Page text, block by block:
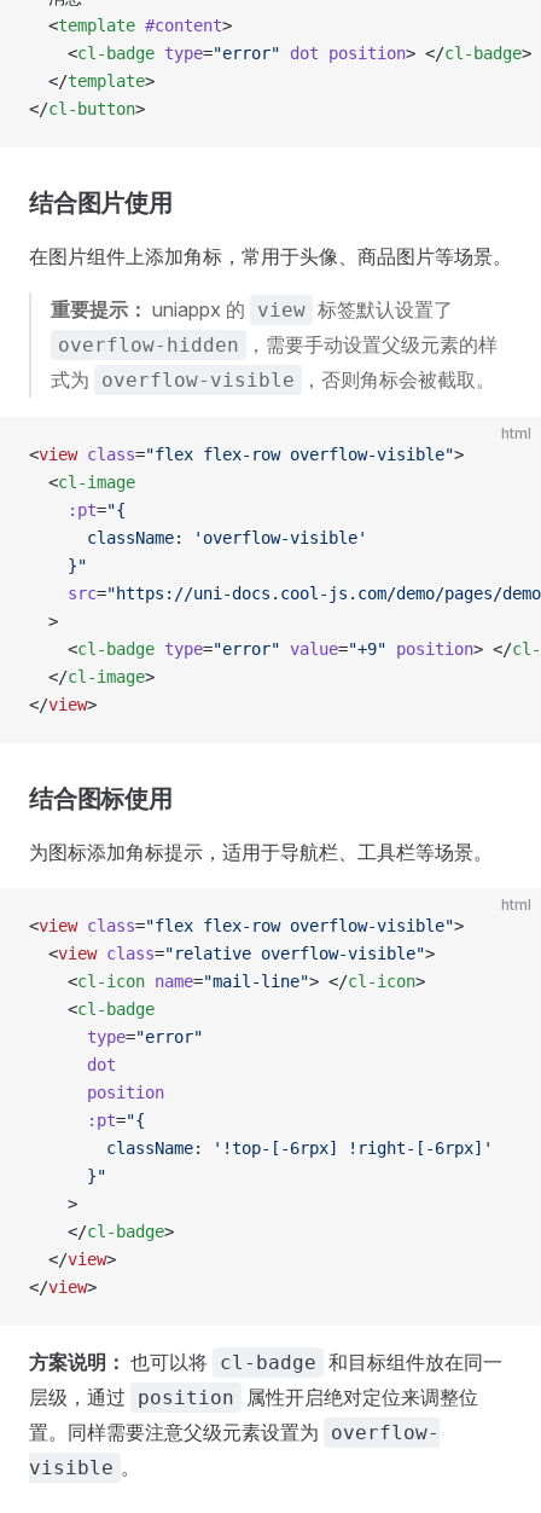
  <
template #content>
    <
cl-badge type="error" dot position> </cl-badge>
  </
template>
</cl-button>
结合图片使用
在图片组件上添加角标，常用于头像、商品图片等场景。
重要提示： uniappx 的 view 标签默认设置了
overflow-hidden
，需要手动设置父级元素的样
式为
overflow-visible ，否则角标会被截取。
html
<view class="flex flex-row overflow-visible">
  <
cl-image
    :pt
="{
      className: 'overflow-visible'
    }"
    src
="https://uni-docs.cool-js.com/demo/pages/
  >
    <
cl-badge type="error" value="+9" position> </cl-
  </
cl-image>
</view>
结合图标使用
为图标添加角标提示，适用于导航栏、工具栏等场景。
html
<view class="flex flex-row overflow-visible">
  <
view class="relative overflow-visible">
    <
cl-icon name="mail-line"> </cl-icon>
    <
cl-badge
      type
="error"
      dot
      position
      :pt
="{
        className: '!top-[-6rpx] !right-[-6rpx]'
      }"
    >
    </
cl-badge>
  </
view>
</view>
方案说明： 也可以将 cl-badge 和目标组件放在同一
层级，通过
position
属性开启绝对定位来调整位
置。同样需要注意父级元素设置为
overflow-
visible 。